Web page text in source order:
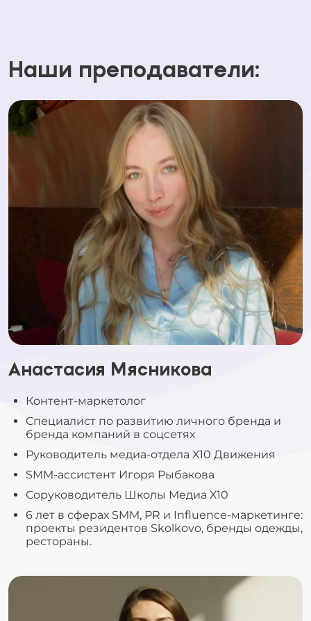
Наши преподаватели:
Анастасия Мясникова
Контент-маркетолог
Специалист по развитию личного бренда и
бренда компаний в соцсетях
Руководитель медиа-отдела Х10 Движения
SMM-ассистент Игоря Рыбакова
Соруководитель Школы Медиа Х10
6 лет в сферах SMM, PR и Influence-маркетинге:
проекты резидентов Skolkovo, бренды одежды,
рестораны.